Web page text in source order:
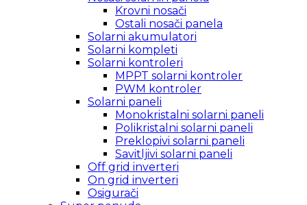
Krovni nosači
Ostali nosači panela
Solarni akumulatori
Solarni kompleti
Solarni kontroleri
MPPT solarni kontroler
PWM kontroler
Solarni paneli
Monokristalni solarni paneli
Polikristalni solarni paneli
Preklopivi solarni paneli
Savitljivi solarni paneli
Off grid inverteri
On grid inverteri
Osigurači